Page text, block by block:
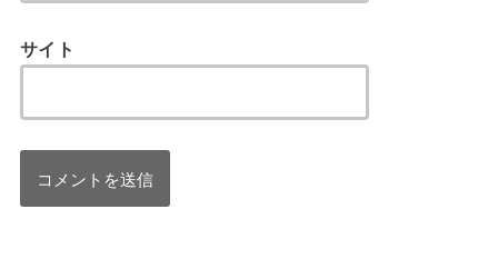
サイト